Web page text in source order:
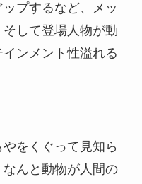
プするなど、メッ
して登場人物が動
ンメント性溢れる
をくぐって見知ら
んと動物が人間の